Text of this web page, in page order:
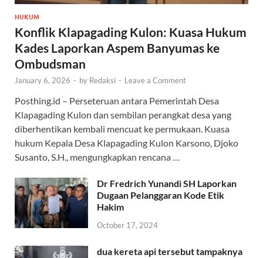
HUKUM
Konflik Klapagading Kulon: Kuasa Hukum
Kades Laporkan Aspem Banyumas ke
Ombudsman
January 6, 2026 - by Redaksi - Leave a Comment
Posthing.id – Perseteruan antara Pemerintah Desa
Klapagading Kulon dan sembilan perangkat desa yang
diberhentikan kembali mencuat ke permukaan. Kuasa
hukum Kepala Desa Klapagading Kulon Karsono, Djoko
Susanto, S.H., mengungkapkan rencana …
Dr Fredrich Yunandi SH Laporkan
Dugaan Pelanggaran Kode Etik
Hakim
October 17, 2024
dua kereta api tersebut tampaknya